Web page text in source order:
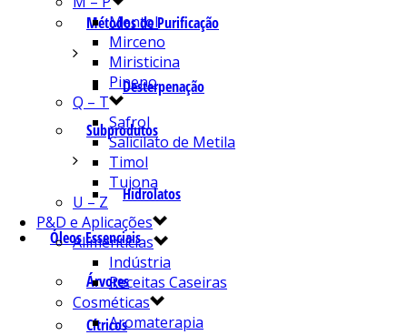
Métodos de Purificação
Desterpenação
Subprodutos
Hidrolatos
Óleos Essenciais
Árvores
Cítricos
Mentol
Mirceno
Miristicina
Pineno
Q – T
Safrol
Salicilato de Metila
Timol
Tujona
U – Z
P&D e Aplicações
Alimentícias
Indústria
Receitas Caseiras
Cosméticas
Aromaterapia